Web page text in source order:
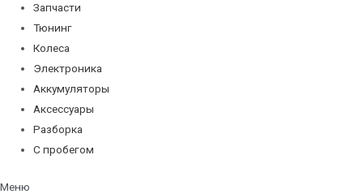
Запчасти
Тюнинг
Колеса
Электроника
Аккумуляторы
Аксессуары
Разборка
С пробегом
Меню